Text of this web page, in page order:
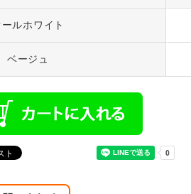
ールホワイト
ベージュ